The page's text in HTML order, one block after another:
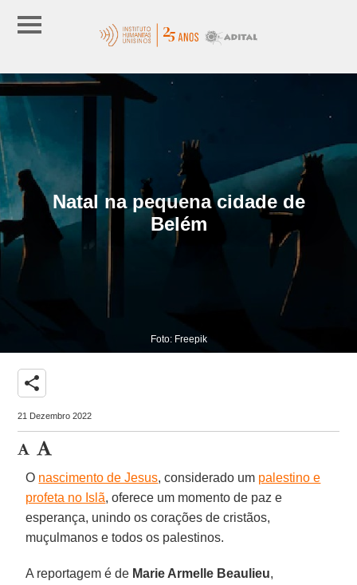
Natal na pequena cidade de
Belém
Foto: Freepik
share
21 Dezembro 2022
O nascimento de Jesus, considerado um palestino e
profeta no Islã, oferece um momento de paz e
esperança, unindo os corações de cristãos,
muçulmanos e todos os palestinos.
A reportagem é de Marie Armelle Beaulieu,